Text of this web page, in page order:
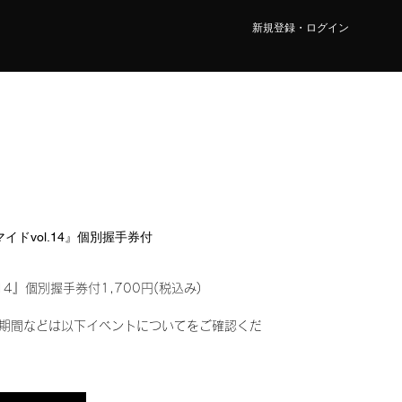
新規登録・ログイン
ドvol.14』個別握手券付
』個別握手券付1,700円(税込み)
間などは以下イベントについてをご確認くだ